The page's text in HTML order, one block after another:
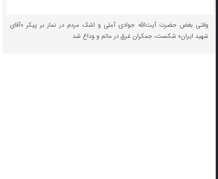
وقتی بغض حضرت آیت‌الله جوادی آملی و اشک مردم در نماز بر پیکر «آقای
شهید ایران» شکست، جمکران غرق در ماتم و وداع شد.